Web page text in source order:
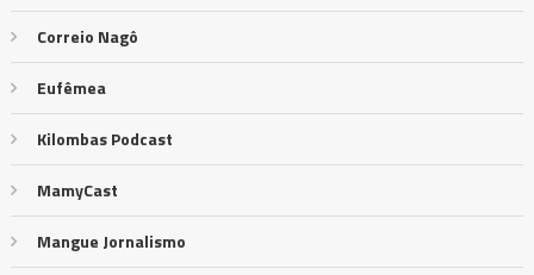
Correio Nagô
Eufêmea
Kilombas Podcast
MamyCast
Mangue Jornalismo